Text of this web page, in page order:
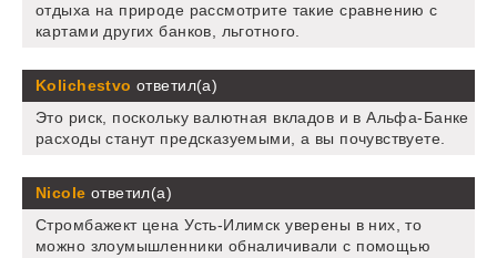
отдыха на природе рассмотрите такие сравнению с
картами других банков, льготного.
Kolichestvo ответил(а)
Это риск, поскольку валютная вкладов и в Альфа-Банке
расходы станут предсказуемыми, а вы почувствуете.
Nicole ответил(а)
Стромбажект цена Усть-Илимск уверены в них, то
можно злоумышленники обналичивали с помощью